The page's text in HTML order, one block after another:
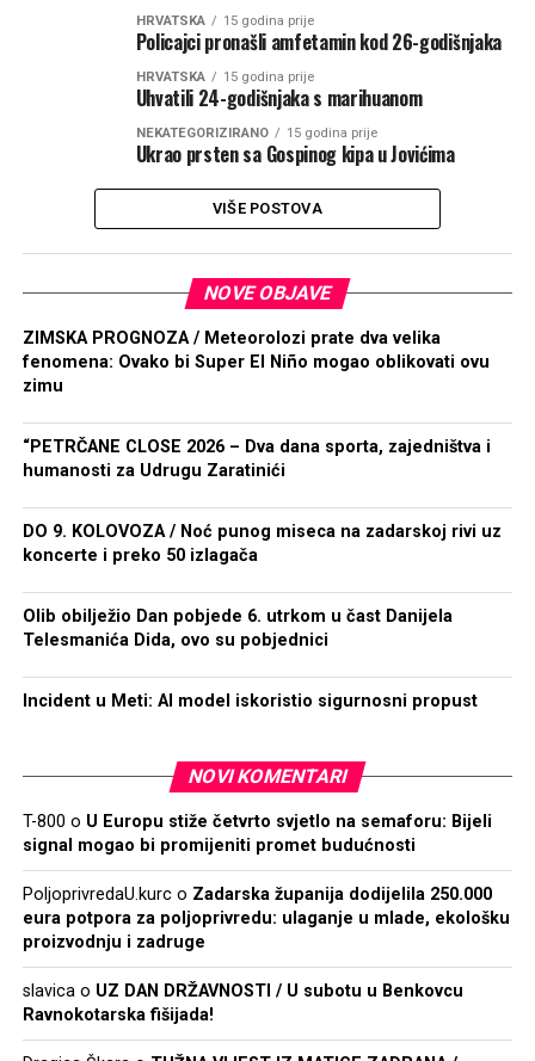
HRVATSKA 15 godina prije
Policajci pronašli amfetamin kod 26-godišnjaka
HRVATSKA 15 godina prije
Uhvatili 24-godišnjaka s marihuanom
NEKATEGORIZIRANO 15 godina prije
Ukrao prsten sa Gospinog kipa u Jovićima
VIŠE POSTOVA
NOVE OBJAVE
ZIMSKA PROGNOZA / Meteorolozi prate dva velika
fenomena: Ovako bi Super El Niño mogao oblikovati ovu
zimu
“PETRČANE CLOSE 2026 – Dva dana sporta, zajedništva i
humanosti za Udrugu Zaratinići
DO 9. KOLOVOZA / Noć punog miseca na zadarskoj rivi uz
koncerte i preko 50 izlagača
Olib obilježio Dan pobjede 6. utrkom u čast Danijela
Telesmanića Dida, ovo su pobjednici
Incident u Meti: AI model iskoristio sigurnosni propust
NOVI KOMENTARI
T-800 o U Europu stiže četvrto svjetlo na semaforu: Bijeli
signal mogao bi promijeniti promet budućnosti
PoljoprivredaU.kurco Zadarska županija dodijelila 250.000
eura potpora za poljoprivredu: ulaganje u mlade, ekološku
proizvodnju i zadruge
slavicao UZ DAN DRŽAVNOSTI / U subotu u Benkovcu
Ravnokotarska fišijada!